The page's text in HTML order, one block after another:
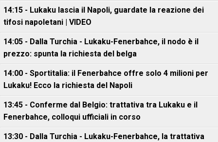
14:15 - Lukaku lascia il Napoli, guardate la reazione dei
tifosi napoletani | VIDEO
14:05 - Dalla Turchia - Lukaku-Fenerbahce, il nodo è il
prezzo: spunta la richiesta del belga
14:00 - Sportitalia: il Fenerbahce offre solo 4 milioni per
Lukaku! Ecco la richiesta del Napoli
13:45 - Conferme dal Belgio: trattativa tra Lukaku e il
Fenerbahce, colloqui ufficiali in corso
13:30 - Dalla Turchia - Lukaku-Fenerbahce, la trattativa